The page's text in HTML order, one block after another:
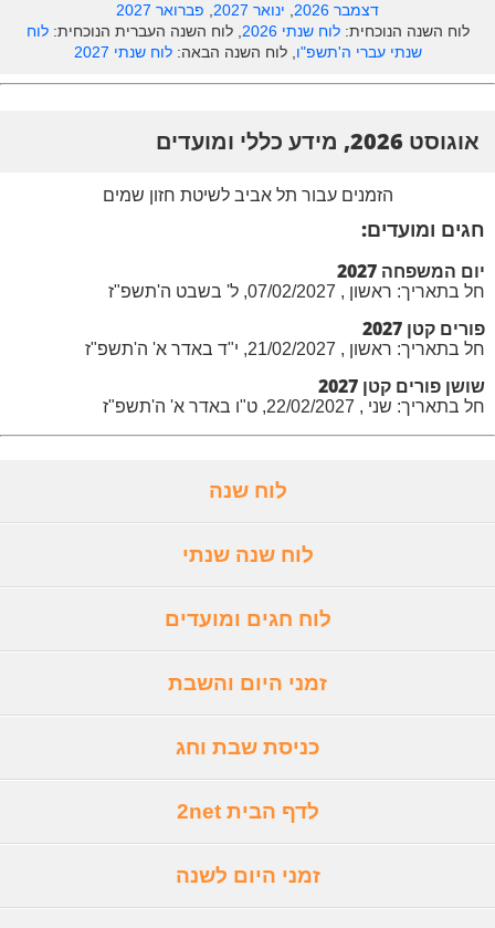
דצמבר 2026
, ינואר 2027 , פברואר 2027
לוח השנה הנוכחית:לוח שנתי 2026 , לוח השנה העברית הנוכחית:לוח
שנתי עברי ה'תשפ"ו, לוח השנה הבאה:לוח שנתי 2027
אוגוסט 2026, מידע כללי ומועדים
הזמנים עבור תל אביב לשיטת חזון שמים
חגים ומועדים:
יום המשפחה 2027
חל בתאריך: ראשון , 07/02/2027, ל' בשבט ה'תשפ"ז
פורים קטן 2027
חל בתאריך: ראשון , 21/02/2027, י"ד באדר א' ה'תשפ"ז
שושן פורים קטן 2027
חל בתאריך: שני , 22/02/2027, ט"ו באדר א' ה'תשפ"ז
לוח שנה
לוח שנה שנתי
לוח חגים ומועדים
זמני היום והשבת
כניסת שבת וחג
לדף הבית 2net
זמני היום לשנה